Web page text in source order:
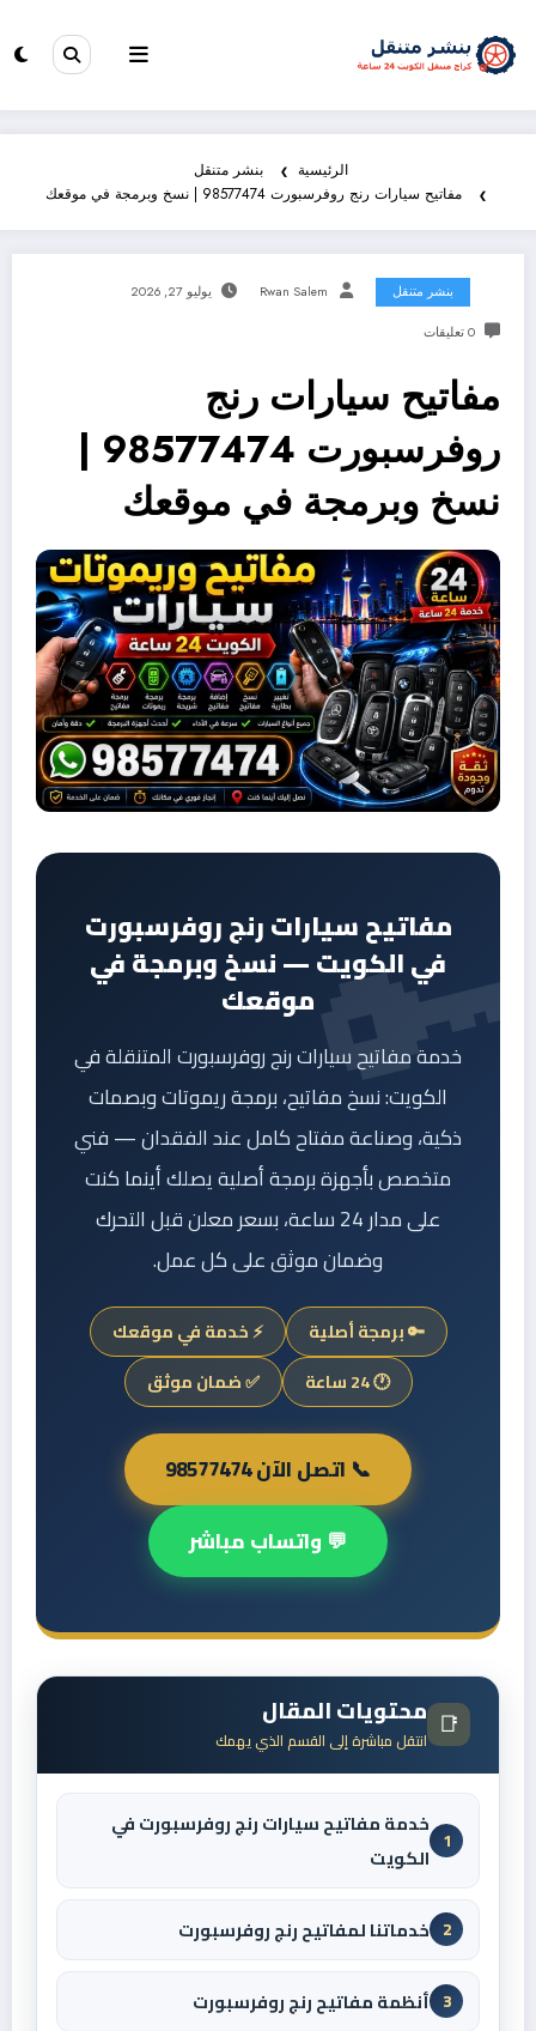
الرئيسية
بنشر متنقل
مفاتيح سيارات رنج روفرسبورت 98577474 | نسخ وبرمجة في موقعك
بنشر متنقل Rwan Salem يوليو 27, 2026
0 تعليقات
مفاتيح سيارات رنج
روفرسبورت 98577474 |
نسخ وبرمجة في موقعك
مفاتيح سيارات رنج روفرسبورت
في الكويت — نسخ وبرمجة في
موقعك
خدمة مفاتيح سيارات رنج روفرسبورت المتنقلة في
الكويت: نسخ مفاتيح، برمجة ريموتات وبصمات
ذكية، وصناعة مفتاح كامل عند الفقدان — فني
متخصص بأجهزة برمجة أصلية يصلك أينما كنت
على مدار 24 ساعة، بسعر معلن قبل التحرك
وضمان موثق على كل عمل.
🔑 برمجة أصلية
⚡ خدمة في موقعك
🕐 24 ساعة
✅ ضمان موثق
📞 اتصل الآن 98577474
💬 واتساب مباشر
📑 محتويات المقال
انتقل مباشرة إلى القسم الذي يهمك
1
خدمة مفاتيح سيارات رنج روفرسبورت في
الكويت
2 خدماتنا لمفاتيح رنج روفرسبورت
3 أنظمة مفاتيح رنج روفرسبورت